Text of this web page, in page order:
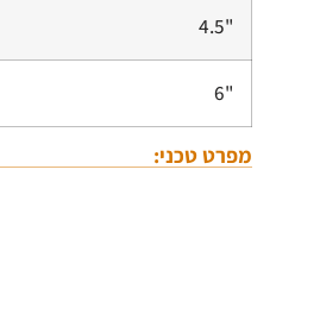
"4.5
"6
מפרט טכני: